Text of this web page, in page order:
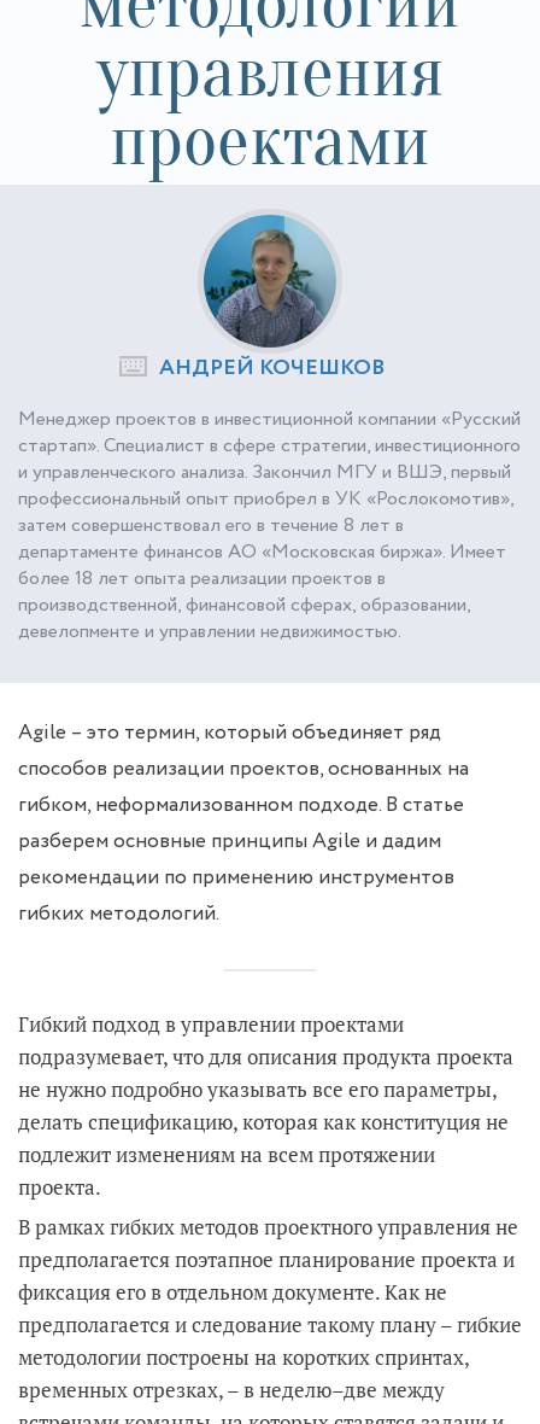
управления
проектами
АНДРЕЙ КОЧЕШКОВ
Менеджер проектов в инвестиционной компании «Русский
стартап». Специалист в сфере стратегии, инвестиционного
и управленческого анализа. Закончил МГУ и ВШЭ, первый
профессиональный опыт приобрел в УК «Рослокомотив»,
затем совершенствовал его в течение 8 лет в
департаменте финансов АО «Московская биржа». Имеет
более 18 лет опыта реализации проектов в
производственной, финансовой сферах, образовании,
девелопменте и управлении недвижимостью.
Agile – это термин, который объединяет ряд
способов реализации проектов, основанных на
гибком, неформализованном подходе. В статье
разберем основные принципы Agile и дадим
рекомендации по применению инструментов
гибких методологий.
Гибкий подход в управлении проектами
подразумевает, что для описания продукта проекта
не нужно подробно указывать все его параметры,
делать спецификацию, которая как конституция не
подлежит изменениям на всем протяжении
проекта.
В рамках гибких методов проектного управления не
предполагается поэтапное планирование проекта и
фиксация его в отдельном документе. Как не
предполагается и следование такому плану – гибкие
методологии построены на коротких спринтах,
временных отрезках, – в неделю–две между